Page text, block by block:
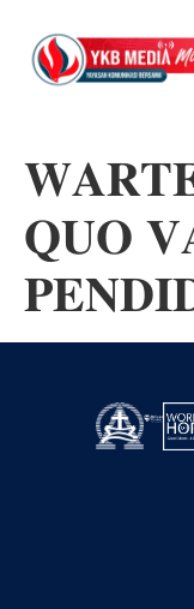
𝐐𝐔𝐎